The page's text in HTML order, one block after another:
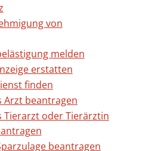
von
melden
erstatten
finden
beantragen
Tierarzt oder Tierärztin
beantragen